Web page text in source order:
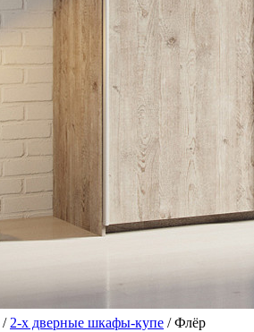
/ 2-х дверные шкафы-купе / Флёр